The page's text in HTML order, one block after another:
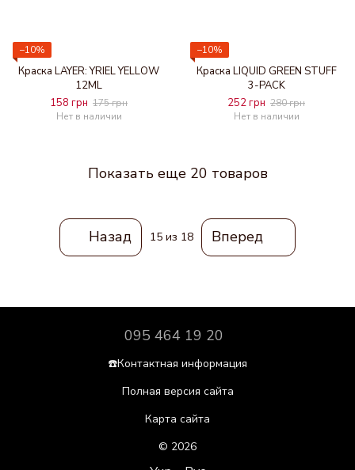
−10%
Краска LAYER: YRIEL YELLOW
12ML
158 грн 175 грн
Нет в наличии
−10%
Краска LIQUID GREEN STUFF
3-PACK
252 грн 280 грн
Нет в наличии
Показать еще 20 товаров
Назад 15 из 18 Вперед
095 464 19 20
☎️Контактная информация
Полная версия сайта
Карта сайта
© 2026